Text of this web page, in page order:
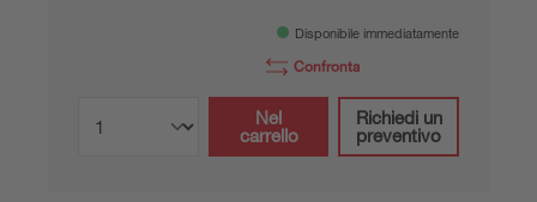
Disponibile immediatamente
Confronta
Nel
carrello
Richiedi un
preventivo